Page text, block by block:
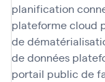
planification
plateforme cloud
de
de données
portail public de